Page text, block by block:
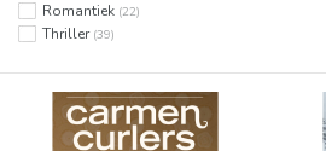
Romantiek (22)
Thriller (39)